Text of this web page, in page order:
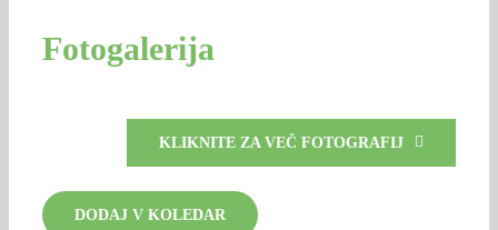
Fotogalerija
KLIKNITE ZA VEČ FOTOGRAFIJ
DODAJ V KOLEDAR